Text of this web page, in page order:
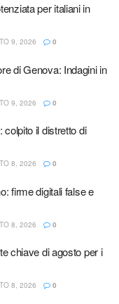
per italiani in
9, 2026 0
di Genova: Indagini in
9, 2026 0
il distretto di
8, 2026 0
firme digitali false e
8, 2026 0
chiave di agosto per i
8, 2026 0